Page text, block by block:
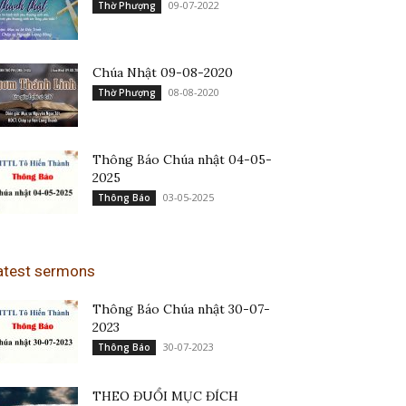
Thờ Phượng 09-07-2022
Chúa Nhật 09-08-2020
Thờ Phượng 08-08-2020
Thông Báo Chúa nhật 04-05-
2025
Thông Báo 03-05-2025
sermons
Thông Báo Chúa nhật 30-07-
2023
Thông Báo 30-07-2023
THEO ĐUỔI MỤC ĐÍCH